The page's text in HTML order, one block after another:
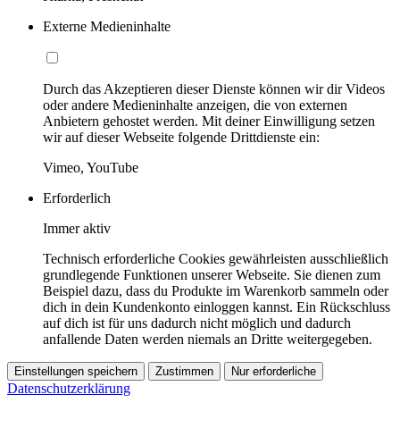
Externe Medieninhalte
Durch das Akzeptieren dieser Dienste können wir dir Videos
oder andere Medieninhalte anzeigen, die von externen
Anbietern gehostet werden. Mit deiner Einwilligung setzen
wir auf dieser Webseite folgende Drittdienste ein:
Vimeo, YouTube
Erforderlich
Immer aktiv
Technisch erforderliche Cookies gewährleisten ausschließlich
grundlegende Funktionen unserer Webseite. Sie dienen zum
Beispiel dazu, dass du Produkte im Warenkorb sammeln oder
dich in dein Kundenkonto einloggen kannst. Ein Rückschluss
auf dich ist für uns dadurch nicht möglich und dadurch
anfallende Daten werden niemals an Dritte weitergegeben.
Einstellungen speichern Zustimmen Nur erforderliche
Datenschutzerklärung